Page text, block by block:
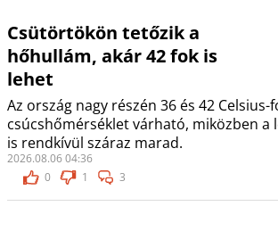
Csütörtökön tetőzik a
hőhullám, akár 42 fok is
lehet
Az ország nagy részén 36 és 42
csúcshőmérséklet várható, miközben a
is rendkívül száraz marad.
2026.08.06 04:36
0
1 3